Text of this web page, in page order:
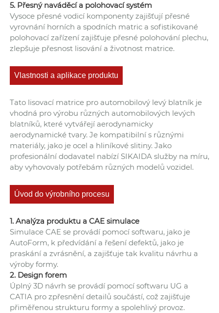
5. Přesný naváděcí a polohovací systém
Vysoce přesné vodicí komponenty zajišťují přesné
vyrovnání horních a spodních matric a sofistikované
polohovací zařízení zajišťuje přesné polohování plechu,
zlepšuje přesnost lisování a životnost matrice.
Vlastnosti a aplikace produktu
Tato lisovací matrice pro automobilový levý blatník je
vhodná pro výrobu různých automobilových levých
blatníků, které vytvářejí aerodynamicky
aerodynamické tvary. Je kompatibilní s různými
materiály, jako je ocel a hliníkové slitiny. Jako
profesionální dodavatel nabízí SIKAIDA služby na míru,
aby vyhovovaly potřebám různých modelů vozidel.
Úvod do výrobního procesu
1. Analýza produktu a CAE simulace
Simulace CAE se provádí pomocí softwaru, jako je
AutoForm, k předvídání a řešení defektů, jako je
praskání a zvrásnění, a zajišťuje tak kvalitu návrhu a
výroby formy.
2. Design forem
Úplný 3D návrh se provádí pomocí softwaru UG a
CATIA pro zpřesnění detailů součástí, což zajišťuje
přiměřenou strukturu formy a spolehlivý provoz.